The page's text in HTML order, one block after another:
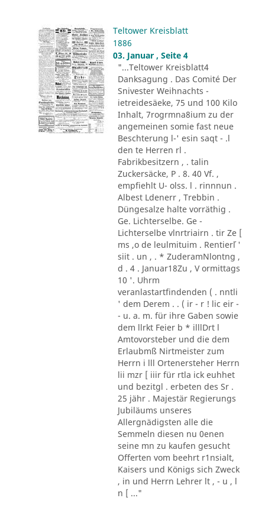
Teltower Kreisblatt
1886
03. Januar , Seite 4
"...Teltower Kreisblatt4
Danksagung . Das Comité Der
Snivester Weihnachts -
ietreidesäeke, 75 und 100 Kilo
Inhalt, 7rogrmna8ium zu der
angemeinen somie fast neue
Beschterung l-' esin saqt - .l
den te Herren rl .
Fabrikbesitzern , . talin
Zuckersäcke, P . 8. 40 Vf. ,
empfiehlt U- olss. l . rinnnun .
Albest Ldenerr , Trebbin .
Düngesalze halte vorräthig .
Ge. Lichterselbe. Ge -
Lichterselbe vlnrtriairn . tir Ze [
ms ,o de leulmituim . Rentier´l '
siit . un , . * ZuderamNlontng ,
d . 4 . Januar18Zu , V ormittags
10 '. Uhrm
veranlastartfindenden ( . nntli
' dem Derem . . ( ir - r ! lic eir -
- u. a. m. für ihre Gaben sowie
dem llrkt Feier b * illlDrt l
Amtovorsteber und die dem
Erlaubmß Nirtmeister zum
Herrn i lll Ortenersteher Herrn
lii mzr [ iiir für rtla ick euhhet
und bezitgl . erbeten des Sr .
25 jähr . Majestär Regierungs
Jubiläums unseres
Allergnädigsten alle die
Semmeln diesen nu 0enen
seine mn zu kaufen gesucht
Offerten vom beehrt r1nsialt,
Kaisers und Königs sich Zweck
, in und Herrn Lehrer lt , - u , l
n [ ..."